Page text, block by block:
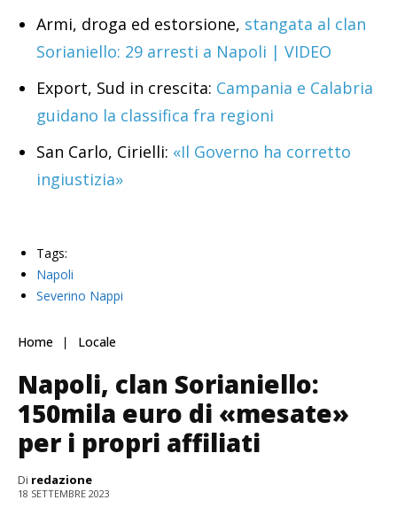
Armi, droga ed estorsione, stangata al clan
Sorianiello: 29 arresti a Napoli | VIDEO
Export, Sud in crescita: Campania e Calabria
guidano la classifica fra regioni
San Carlo, Cirielli: «Il Governo ha corretto
ingiustizia»
Tags:
Napoli
Severino Nappi
Home Locale
Napoli, clan Sorianiello:
150mila euro di «mesate»
per i propri affiliati
Di redazione
18 SETTEMBRE 2023